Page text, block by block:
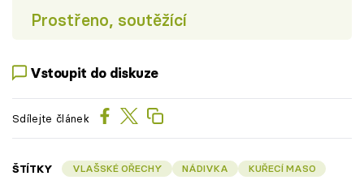
Prostřeno, soutěžící
Vstoupit do diskuze
Sdílejte článek
ŠTÍTKY VLAŠSKÉ OŘECHY NÁDIVKA KUŘECÍ MASO